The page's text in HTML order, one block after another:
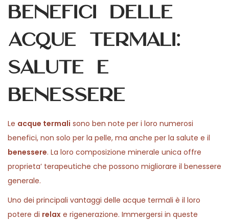
Benefici delle
acque termali:
Salute e
benessere
Le acque termali sono ben note per i loro numerosi
benefici, non solo per la pelle, ma anche per la salute e il
benessere. La loro composizione minerale unica offre
proprieta’ terapeutiche che possono migliorare il benessere
generale.
Uno dei principali vantaggi delle acque termali è il loro
potere di relax e rigenerazione. Immergersi in queste